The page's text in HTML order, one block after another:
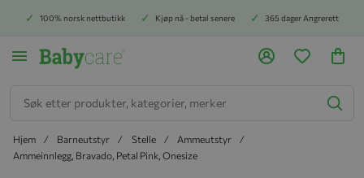
100% norsk nettbutikk Kjøp nå - betal senere 365 dager Angrerett
Hjem Barneutstyr Stelle
Ammeutstyr
Ammeinnlegg, Bravado, Petal Pink, Onesize